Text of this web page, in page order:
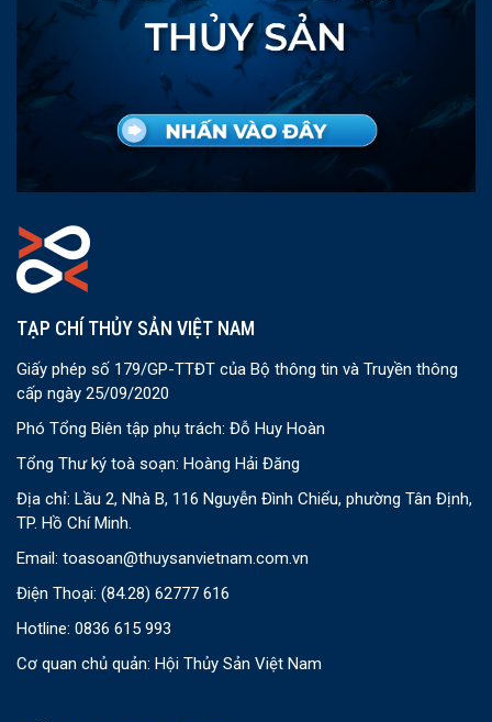
TẠP CHÍ THỦY SẢN VIỆT NAM
Giấy phép số 179/GP-TTĐT của Bộ thông tin và Truyền thông
cấp ngày 25/09/2020
Phó Tổng Biên tập phụ trách: Đỗ Huy Hoàn
Tổng Thư ký toà soạn: Hoàng Hải Đăng
Địa chỉ: Lầu 2, Nhà B, 116 Nguyễn Đình Chiểu, phường Tân Định,
TP. Hồ Chí Minh.
Email: toasoan@thuysanvietnam.com.vn
Điện Thoại: (84.28) 62777 616
Hotline: 0836 615 993
Cơ quan chủ quản: Hội Thủy Sản Việt Nam